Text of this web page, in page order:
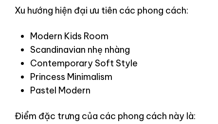
Xu hướng hiện đại ưu tiên các phong cách:
Modern Kids Room
Scandinavian nhẹ nhàng
Contemporary Soft Style
Princess Minimalism
Pastel Modern
Điểm đặc trưng của các phong cách này là: